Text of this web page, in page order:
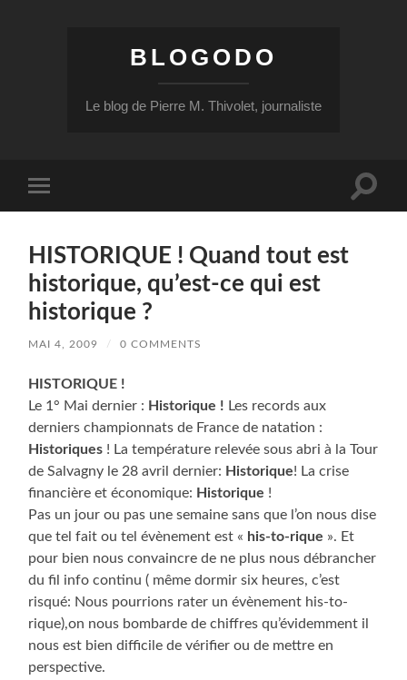
BLOGODO
Le blog de Pierre M. Thivolet, journaliste
mobile
Toggle
HISTORIQUE ! Quand tout est
historique, qu’est-ce qui est
historique ?
MAI 4, 2009 / 0 COMMENTS
HISTORIQUE !
Le 1° Mai dernier : Historique ! Les records aux
derniers championnats de France de natation :
Historiques ! La température relevée sous abri à la Tour
de Salvagny le 28 avril dernier: Historique! La crise
financière et économique: Historique !
Pas un jour ou pas une semaine sans que l’on nous dise
que tel fait ou tel évènement est « his-to-rique ». Et
pour bien nous convaincre de ne plus nous débrancher
du fil info continu ( même dormir six heures, c’est
risqué: Nous pourrions rater un évènement his-to-
rique),on nous bombarde de chiffres qu’évidemment il
nous est bien difficile de vérifier ou de mettre en
perspective.